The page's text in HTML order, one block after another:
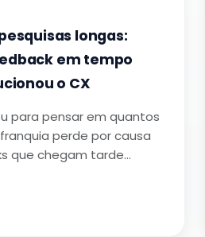
longas:
em tempo
o CX
para pensar em quantos
perde por causa
que chegam tarde…